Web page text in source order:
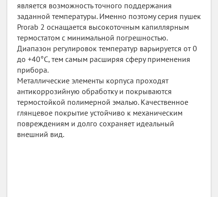
является возможность точного поддержания
заданной температуры. Именно поэтому серия пушек
Prorab 2 оснащается высокоточным капиллярным
термостатом с минимальной погрешностью.
Диапазон регулировок температур варьируется от 0
до +40°C, тем самым расширяя сферу применения
прибора.
Металлические элементы корпуса проходят
антикоррозийную обработку и покрываются
термостойкой полимерной эмалью. Качественное
глянцевое покрытие устойчиво к механическим
повреждениям и долго сохраняет идеальный
внешний вид.